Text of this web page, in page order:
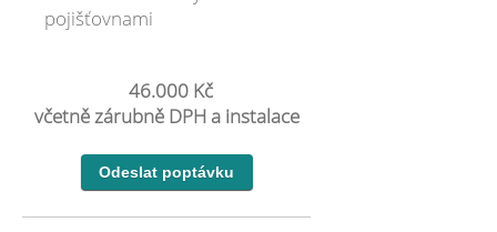
pojišťovnami
46.000 Kč
včetně zárubně DPH a instalace